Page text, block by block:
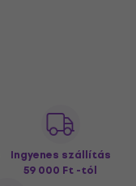
Ingyenes szállítás
59 000 Ft -tól